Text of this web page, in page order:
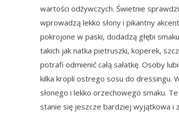
wartości odżywczych. Świetnie
wprowadzą lekko słony i pikantny
pokrojone w paski, dodadzą głębi
takich jak natka pietruszki, koperek,
potrafi odmienić całą sałatkę. Osoby
kilka kropli ostrego sosu do dressingu.
słonego i lekko orzechowego smaku.
stanie się jeszcze bardziej wyjątkowa i